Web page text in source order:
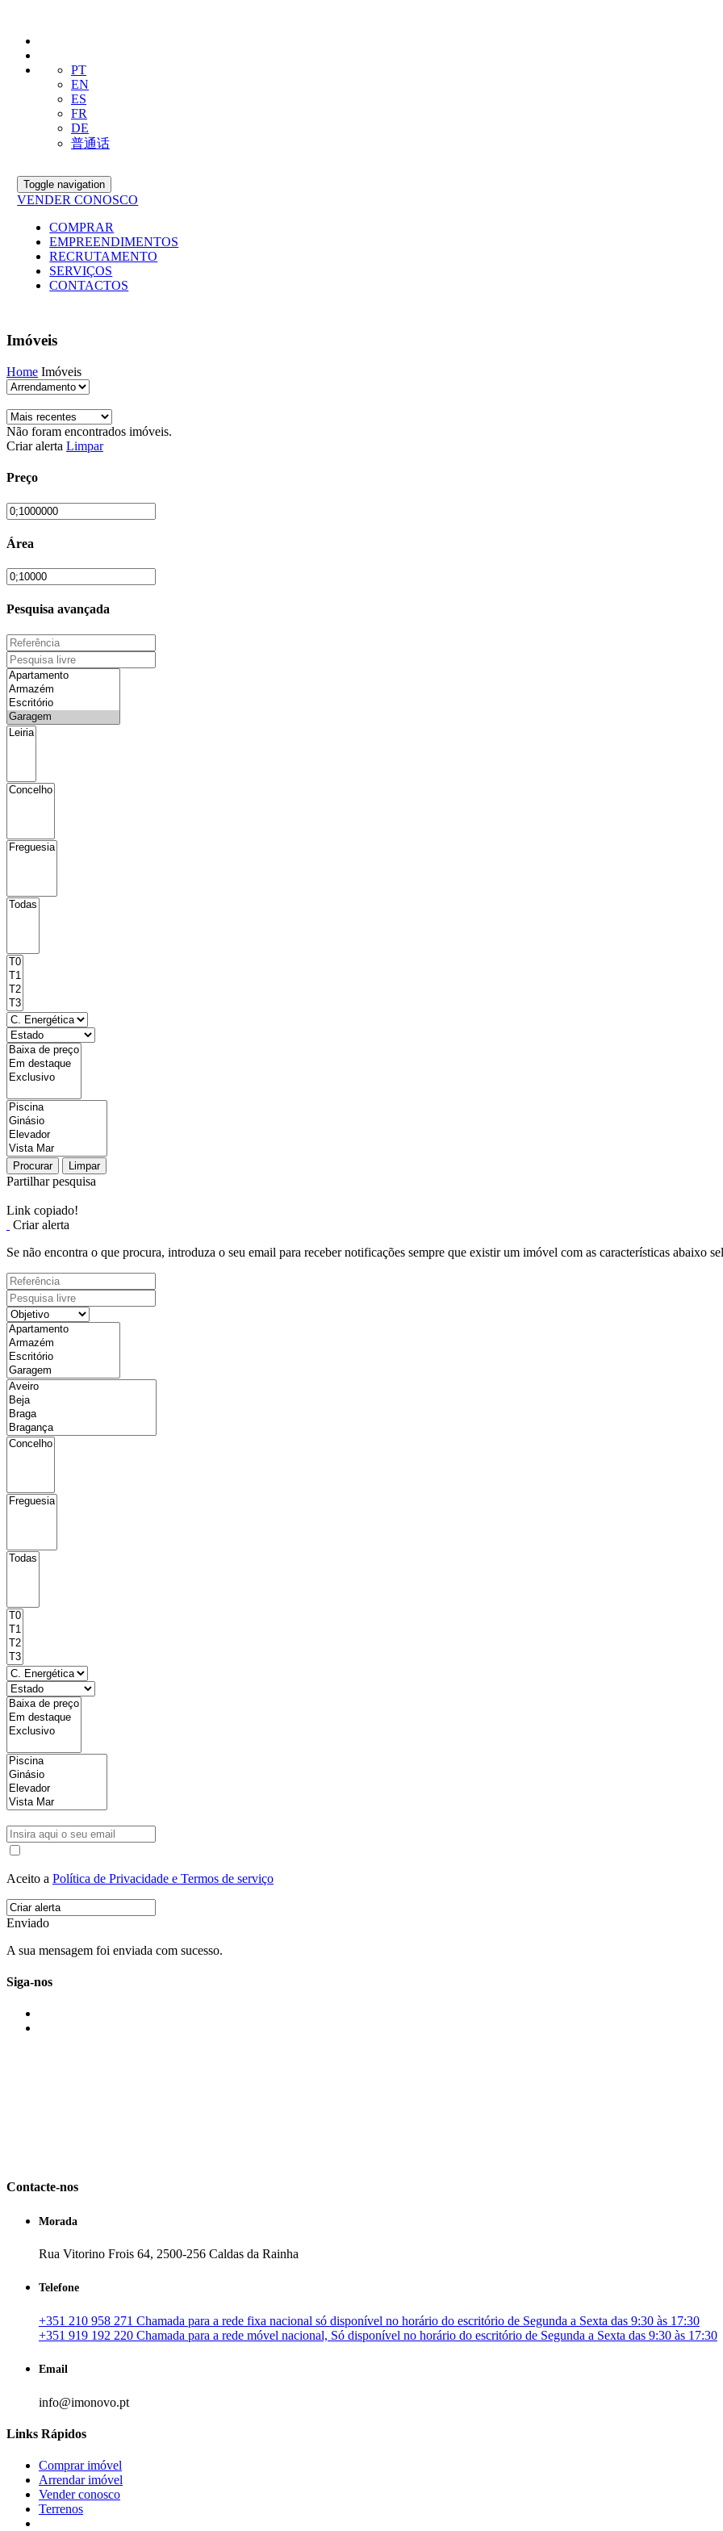
PT
EN
ES
FR
DE
普通话
Toggle navigation
VENDER CONOSCO
COMPRAR
EMPREENDIMENTOS
RECRUTAMENTO
SERVIÇOS
CONTACTOS
Imóveis
Home Imóveis
Não foram encontrados imóveis.
Criar alerta Limpar
Preço
Área
Pesquisa avançada
Procurar Limpar
Partilhar pesquisa
Link copiado!
Criar alerta
Se não encontra o que procura, introduza o seu email para receber notificações sempre que existir um imóvel com as características abaixo
Aceito a Política de Privacidade e Termos de serviço
Enviado
A sua mensagem foi enviada com sucesso.
Siga-nos
Contacte-nos
Morada
Rua Vitorino Frois 64, 2500-256 Caldas da Rainha
Telefone
+351 210 958 271 Chamada para a rede fixa nacional só disponível no horário do escritório de Segunda a Sexta das 9:30 às 17:30
+351 919 192 220 Chamada para a rede móvel nacional, Só disponível no horário do escritório de Segunda a Sexta das 9:30 às 17:30
Email
info@imonovo.pt
Links Rápidos
Comprar imóvel
Arrendar imóvel
Vender conosco
Terrenos